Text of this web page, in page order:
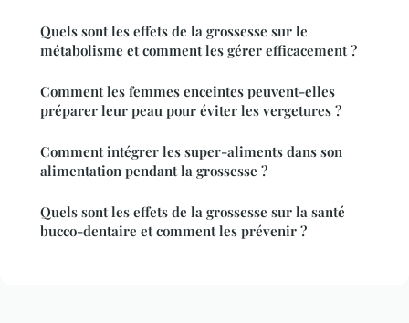
Quels sont les effets de la grossesse sur le
métabolisme et comment les gérer efficacement ?
Comment les femmes enceintes peuvent-elles
préparer leur peau pour éviter les vergetures ?
Comment intégrer les super-aliments dans son
alimentation pendant la grossesse ?
Quels sont les effets de la grossesse sur la santé
bucco-dentaire et comment les prévenir ?